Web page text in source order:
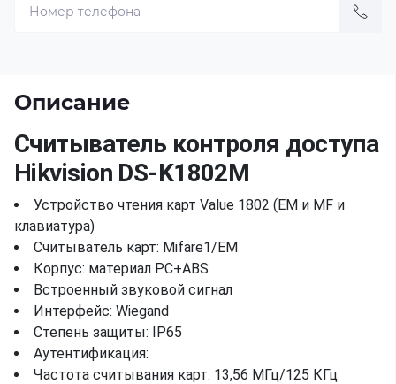
Описание
Считыватель контроля доступа
Hikvision DS-K1802M
Устройство чтения карт Value 1802 (EM и MF и
клавиатура)
Считыватель карт: Mifare1/EM
Корпус: материал PC+ABS
Встроенный звуковой сигнал
Интерфейс: Wiegand
Степень защиты: IP65
Аутентификация:
Частота считывания карт: 13,56 МГц/125 КГц